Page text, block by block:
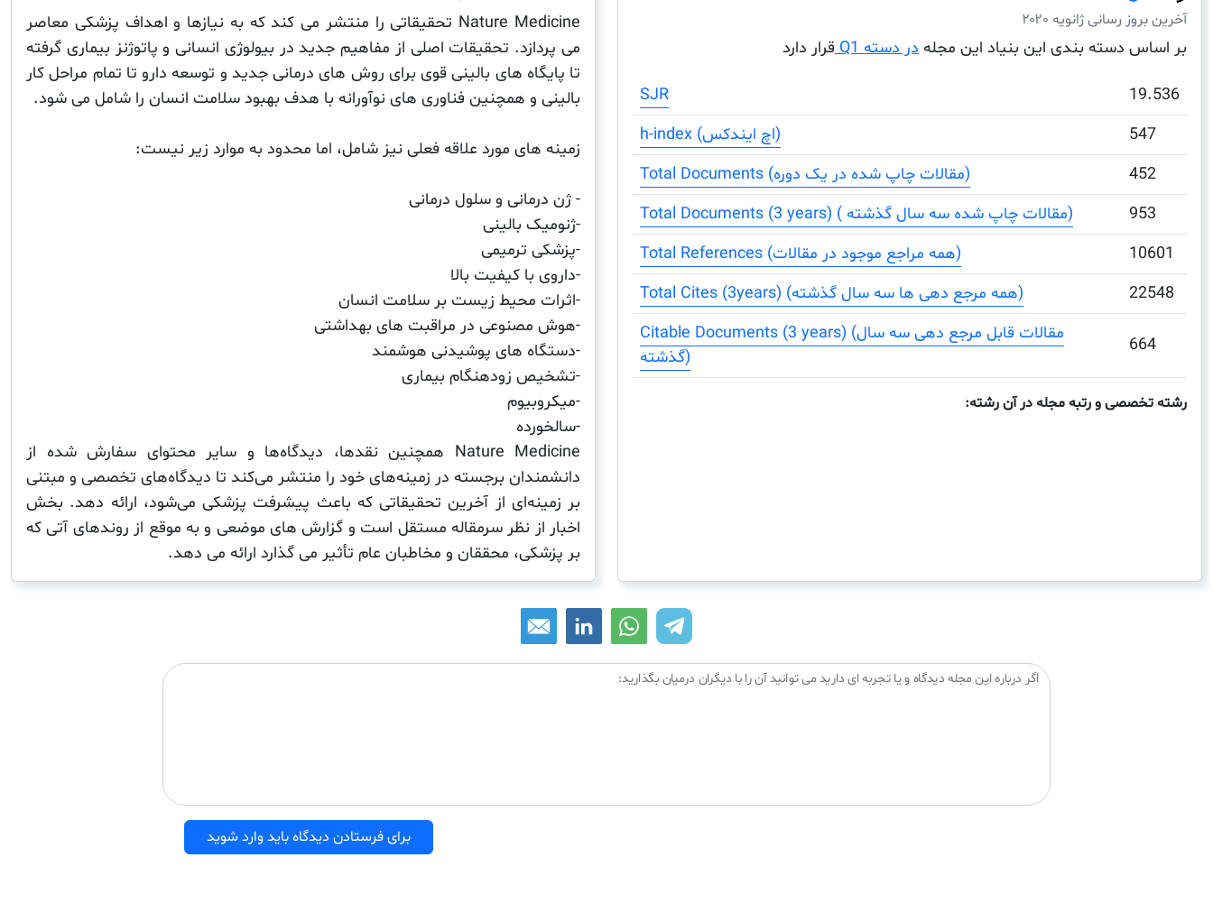
آخرین بروز رسانی ژانویه ۲۰۲۰
بر اساس دسته بندی این بنیاد این مجله در دسته Q1 قرار دارد
SJR
19.536
h-index (اچ ایندکس)
547
Total Documents (مقالات چاپ شده در یک دوره)
452
Total Documents (3 years) ( مقالات چاپ شده سه سال گذشته)
953
Total References (همه مراجع موجود در مقالات)
10601
Total Cites (3years) (همه مرجع دهی ها سه سال گذشته)
22548
Citable Documents (3 years) (مقالات قابل مرجع دهی سه سال
گذشته)
664
رشته تخصصی و رتبه مجله در آن رشته:
Nature Medicine تحقیقاتی را منتشر می کند که به نیازها و اهداف پزشکی معاصر
می پردازد. تحقیقات اصلی از مفاهیم جدید در بیولوژی انسانی و پاتوژنز بیماری گرفته
تا پایگاه های بالینی قوی برای روش های درمانی جدید و توسعه دارو تا تمام مراحل کار
بالینی و همچنین فناوری های نوآورانه با هدف بهبود سلامت انسان را شامل می شود.
زمینه های مورد علاقه فعلی نیز شامل، اما محدود به موارد زیر نیست:
- ژن درمانی و سلول درمانی
-ژنومیک بالینی
-پزشکی ترمیمی
-داروی با کیفیت بالا
-اثرات محیط زیست بر سلامت انسان
-هوش مصنوعی در مراقبت های بهداشتی
-دستگاه های پوشیدنی هوشمند
-تشخیص زودهنگام بیماری
-میکروبیوم
-سالخورده
Nature Medicine همچنین نقدها، دیدگاه‌ها و سایر محتوای سفارش شده از
دانشمندان برجسته در زمینه‌های خود را منتشر می‌کند تا دیدگاه‌های تخصصی و مبتنی
بر زمینه‌ای از آخرین تحقیقاتی که باعث پیشرفت پزشکی می‌شود، ارائه دهد. بخش
اخبار از نظر سرمقاله مستقل است و گزارش های موضعی و به موقع از روندهای آتی که
بر پزشکی، محققان و مخاطبان عام تأثیر می گذارد ارائه می دهد.
اگر درباره این مجله دیدگاه و یا تجربه ای دارید می توانید آن را با دیگران درمیان بگذارید:
برای فرستادن دیدگاه باید وارد شوید